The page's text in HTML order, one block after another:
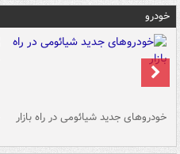
خودرو
خودروهای جدید شیائومی در راه بازار